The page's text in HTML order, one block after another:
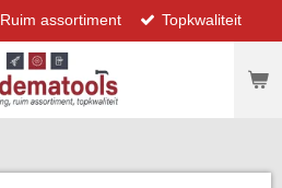
Ruim assortiment Topkwaliteit